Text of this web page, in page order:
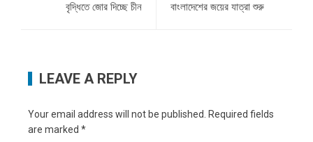
বৃদ্ধিতে জোর দিচ্ছে চীন
বাংলাদেশের জয়ের যাত্রা শুরু
LEAVE A REPLY
Your email address will not be published. Required fields
are marked *